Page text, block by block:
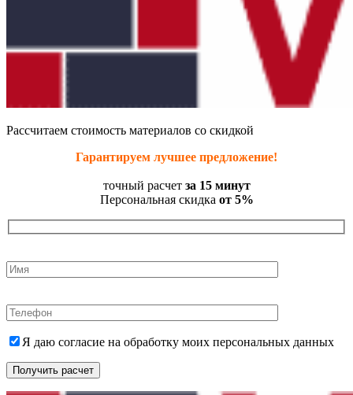
Рассчитаем стоимость материалов со скидкой
Гарантируем лучшее предложение!
точный расчет за 15 минут
Персональная скидка от 5%
Я даю согласие на обработку моих персональных данных
Получить расчет